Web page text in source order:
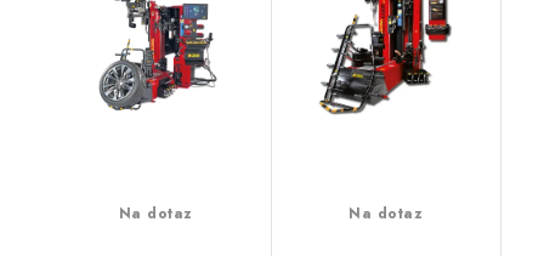
Na dotaz Na dotaz